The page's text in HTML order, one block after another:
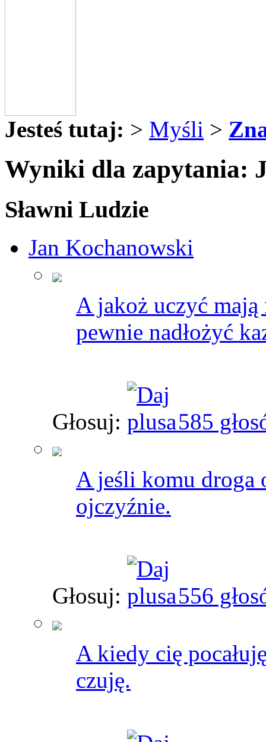
Jesteś tutaj: > Myśli >
Wyniki dla zapytania:
Sławni Ludzie
Jan Kochanowski
A jakoż uczyć mają
pewnie nadłożyć
Głosuj: 585
A jeśli komu droga
ojczyźnie.
Głosuj: 556
A kiedy cię
czuję.